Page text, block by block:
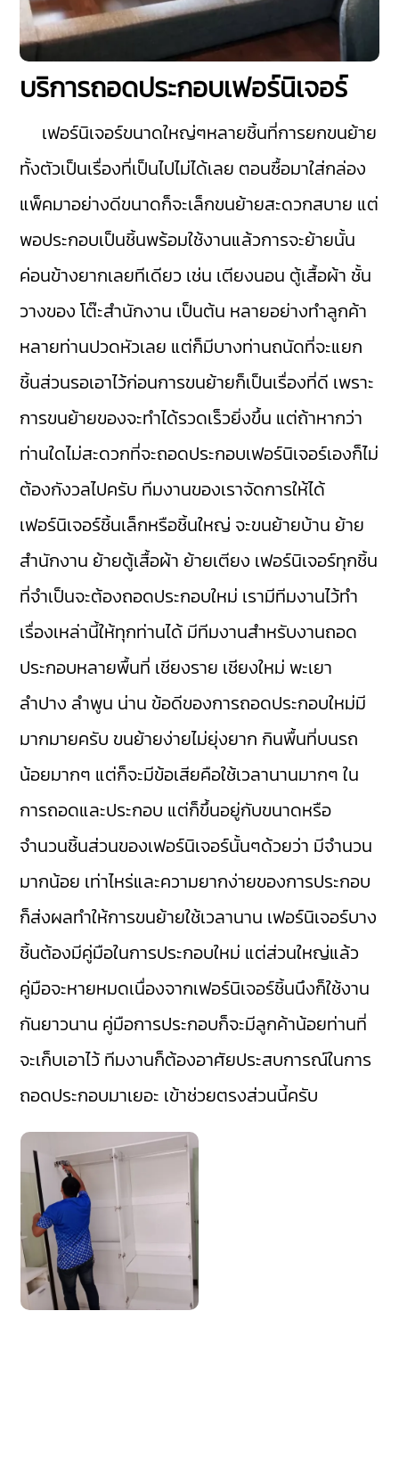
บริการถอดประกอบเฟอร์นิเจอร์
เฟอร์นิเจอร์ขนาดใหญ่ๆหลายชิ้นที่การยกขนย้าย
ทั้งตัวเป็นเรื่องที่เป็นไปไม่ได้เลย ตอนซื้อมาใส่กล่อง
แพ็คมาอย่างดีขนาดก็จะเล็กขนย้ายสะดวกสบาย แต่
พอประกอบเป็นชิ้นพร้อมใช้งานแล้วการจะย้ายนั้น
ค่อนข้างยากเลยทีเดียว เช่น เตียงนอน ตู้เสื้อผ้า ชั้น
วางของ โต๊ะสำนักงาน เป็นต้น หลายอย่างทำลูกค้า
หลายท่านปวดหัวเลย แต่ก็มีบางท่านถนัดที่จะแยก
ชิ้นส่วนรอเอาไว้ก่อนการขนย้ายก็เป็นเรื่องที่ดี เพราะ
การขนย้ายของจะทำได้รวดเร็วยิ่งขึ้น แต่ถ้าหากว่า
ท่านใดไม่สะดวกที่จะถอดประกอบเฟอร์นิเจอร์เองก็ไม่
ต้องกังวลไปครับ ทีมงานของเราจัดการให้ได้
เฟอร์นิเจอร์ชิ้นเล็กหรือชิ้นใหญ่ จะขนย้ายบ้าน ย้าย
สำนักงาน ย้ายตู้เสื้อผ้า ย้ายเตียง เฟอร์นิเจอร์ทุกชิ้น
ที่จำเป็นจะต้องถอดประกอบใหม่ เรามีทีมงานไว้ทำ
เรื่องเหล่านี้ให้ทุกท่านได้ มีทีมงานสำหรับงานถอด
ประกอบหลายพื้นที่ เชียงราย เชียงใหม่ พะเยา
ลำปาง ลำพูน น่าน ข้อดีของการถอดประกอบใหม่มี
มากมายครับ ขนย้ายง่ายไม่ยุ่งยาก กินพื้นที่บนรถ
น้อยมากๆ แต่ก็จะมีข้อเสียคือใช้เวลานานมากๆ ใน
การถอดและประกอบ แต่ก็ขึ้นอยู่กับขนาดหรือ
จำนวนชิ้นส่วนของเฟอร์นิเจอร์นั้นๆด้วยว่า มีจำนวน
มากน้อย เท่าไหร่และความยากง่ายของการประกอบ
ก็ส่งผลทำให้การขนย้ายใช้เวลานาน เฟอร์นิเจอร์บาง
ชิ้นต้องมีคู่มือในการประกอบใหม่ แต่ส่วนใหญ่แล้ว
คู่มือจะหายหมดเนื่องจากเฟอร์นิเจอร์ชิ้นนึงก็ใช้งาน
กันยาวนาน คู่มือการประกอบก็จะมีลูกค้าน้อยท่านที่
จะเก็บเอาไว้ ทีมงานก็ต้องอาศัยประสบการณ์ในการ
ถอดประกอบมาเยอะ เข้าช่วยตรงส่วนนี้ครับ